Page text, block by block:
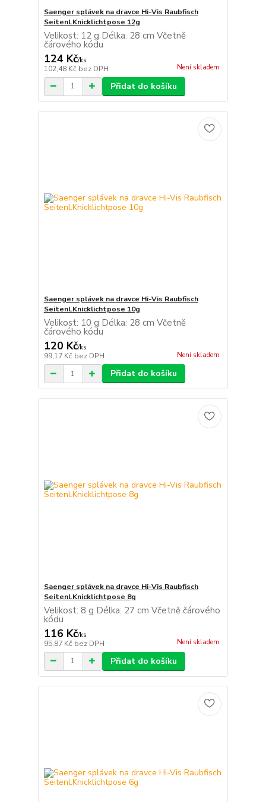
Saenger splávek na dravce Hi-Vis Raubfisch
Seitenl.Knicklichtpose 12g
Velikost: 12 g Délka: 28 cm Včetně
čárového kódu
124 Kč/ks
102,48 Kč bez DPH Není skladem
Přidat do košíku
Saenger splávek na dravce Hi-Vis Raubfisch
Seitenl.Knicklichtpose 10g
Velikost: 10 g Délka: 28 cm Včetně
čárového kódu
120 Kč/ks
99,17 Kč bez DPH Není skladem
Přidat do košíku
Saenger splávek na dravce Hi-Vis Raubfisch
Seitenl.Knicklichtpose 8g
Velikost: 8 g Délka: 27 cm Včetně čárového
kódu
116 Kč/ks
95,87 Kč bez DPH Není skladem
Přidat do košíku